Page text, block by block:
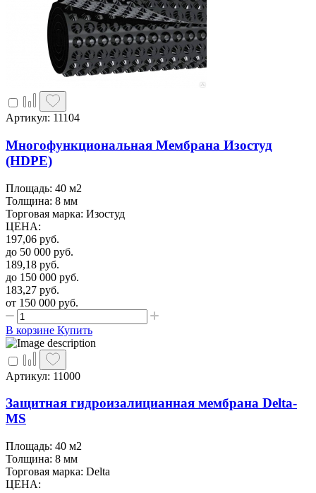
Артикул: 11104
Многофункциональная Мембрана Изостуд
(HDPE)
Площадь: 40 м2
Толщина: 8 мм
Торговая марка: Изостуд
ЦЕНА:
197,06 руб.
до 50 000 руб.
189,18 руб.
до 150 000 руб.
183,27 руб.
от 150 000 руб.
В корзине Купить
Артикул: 11000
Защитная гидроизалицианная мембрана Delta-
MS
Площадь: 40 м2
Толщина: 8 мм
Торговая марка: Delta
ЦЕНА: